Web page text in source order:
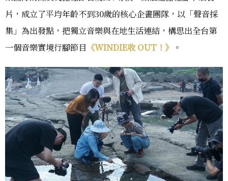
片，成立了平均年齡不到30歲的核心企畫團隊，以「聲音採
集」為出發點，把獨立音樂與在地生活連結，構思出全台第
一個音樂實境行腳節目 《WINDIE收 OUT！》 。